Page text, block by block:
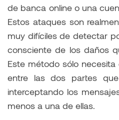
de banca online o una
Estos ataques son
muy difíciles de detectar
consciente de los daños
Este método sólo
entre las dos partes
interceptando los
menos a una de ellas.